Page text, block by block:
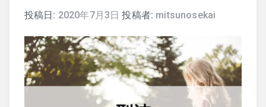
投稿日: 2020年7月3日 投稿者: mitsunosekai